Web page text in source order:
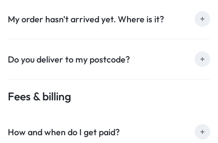
My order hasn't arrived yet. Where is it?
Do you deliver to my postcode?
Fees & billing
How and when do I get paid?